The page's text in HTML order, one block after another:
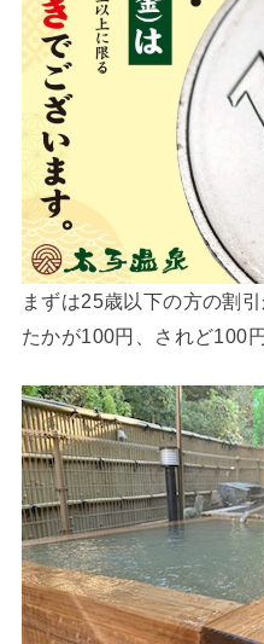
まずは25歳以下の方の割
たかが100円、されど100